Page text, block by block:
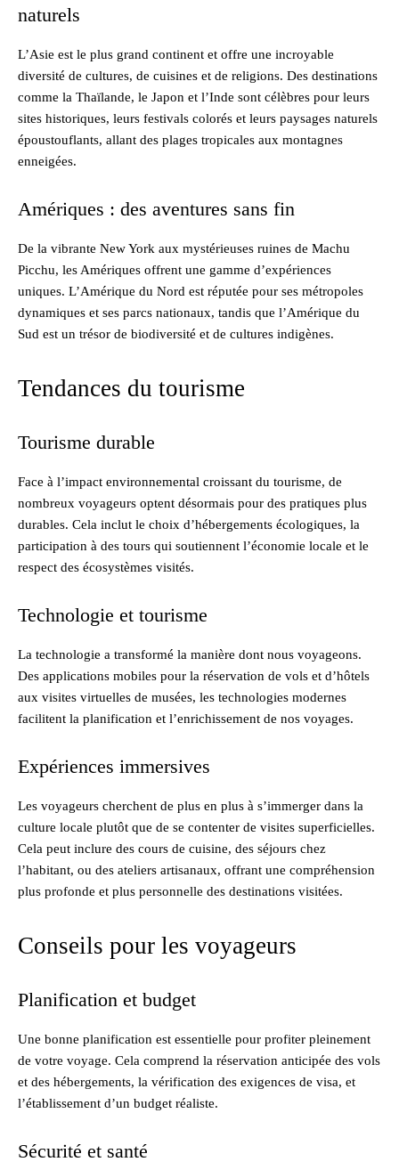
naturels
L’Asie est le plus grand continent et offre une incroyable
diversité de cultures, de cuisines et de religions. Des destinations
comme la Thaïlande, le Japon et l’Inde sont célèbres pour leurs
sites historiques, leurs festivals colorés et leurs paysages naturels
époustouflants, allant des plages tropicales aux montagnes
enneigées.
Amériques : des aventures sans fin
De la vibrante New York aux mystérieuses ruines de Machu
Picchu, les Amériques offrent une gamme d’expériences
uniques. L’Amérique du Nord est réputée pour ses métropoles
dynamiques et ses parcs nationaux, tandis que l’Amérique du
Sud est un trésor de biodiversité et de cultures indigènes.
Tendances du tourisme
Tourisme durable
Face à l’impact environnemental croissant du tourisme, de
nombreux voyageurs optent désormais pour des pratiques plus
durables. Cela inclut le choix d’hébergements écologiques, la
participation à des tours qui soutiennent l’économie locale et le
respect des écosystèmes visités.
Technologie et tourisme
La technologie a transformé la manière dont nous voyageons.
Des applications mobiles pour la réservation de vols et d’hôtels
aux visites virtuelles de musées, les technologies modernes
facilitent la planification et l’enrichissement de nos voyages.
Expériences immersives
Les voyageurs cherchent de plus en plus à s’immerger dans la
culture locale plutôt que de se contenter de visites superficielles.
Cela peut inclure des cours de cuisine, des séjours chez
l’habitant, ou des ateliers artisanaux, offrant une compréhension
plus profonde et plus personnelle des destinations visitées.
Conseils pour les voyageurs
Planification et budget
Une bonne planification est essentielle pour profiter pleinement
de votre voyage. Cela comprend la réservation anticipée des vols
et des hébergements, la vérification des exigences de visa, et
l’établissement d’un budget réaliste.
Sécurité et santé